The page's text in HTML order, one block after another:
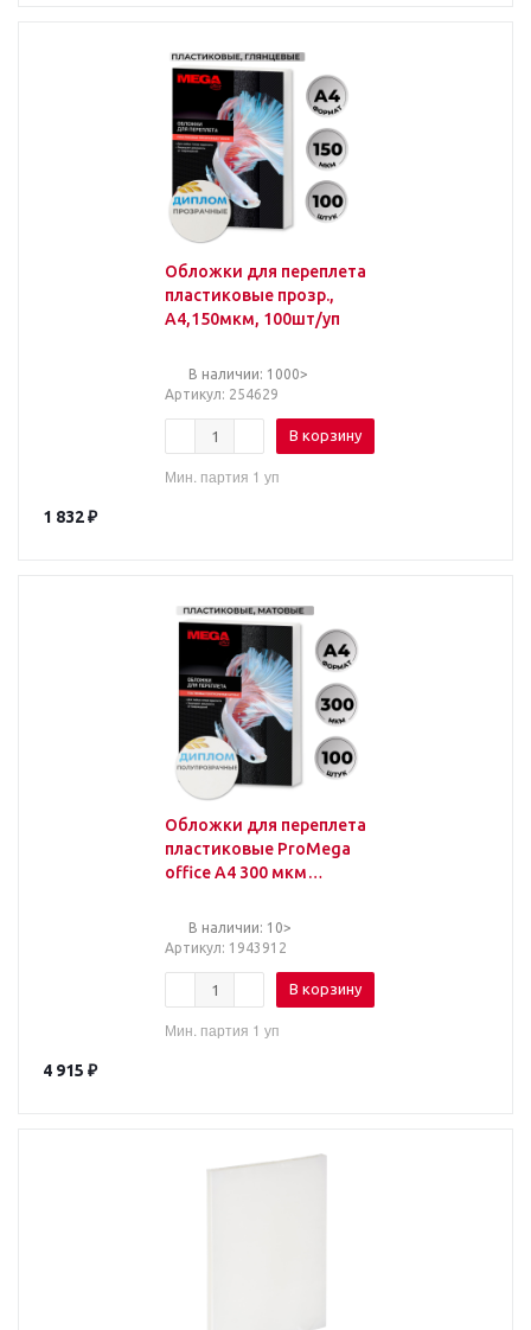
Обложки для переплета
пластиковые прозр.,
А4,150мкм, 100шт/уп
В наличии: 1000>
Артикул: 254629
В корзину
Мин. партия 1 уп
1 832₽
Обложки для переплета
пластиковые ProMega
office А4 300 мкм
матовые (100 штук в
упаковке)
В наличии: 10>
Артикул: 1943912
В корзину
Мин. партия 1 уп
4 915 ₽